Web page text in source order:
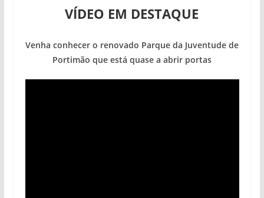
VÍDEO EM DESTAQUE
Venha conhecer o renovado Parque da Juventude de
Portimão que está quase a abrir portas